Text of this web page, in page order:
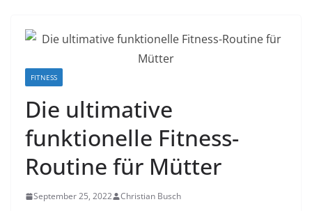
FITNESS
Die ultimative
funktionelle Fitness-
Routine für Mütter
September 25, 2022 Christian Busch